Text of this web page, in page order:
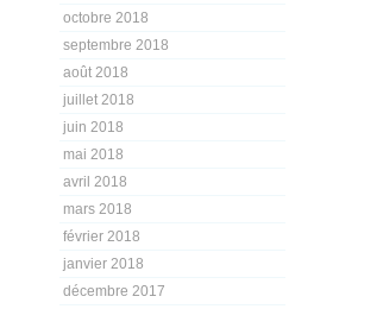
octobre 2018
septembre 2018
août 2018
juillet 2018
juin 2018
mai 2018
avril 2018
mars 2018
février 2018
janvier 2018
décembre 2017